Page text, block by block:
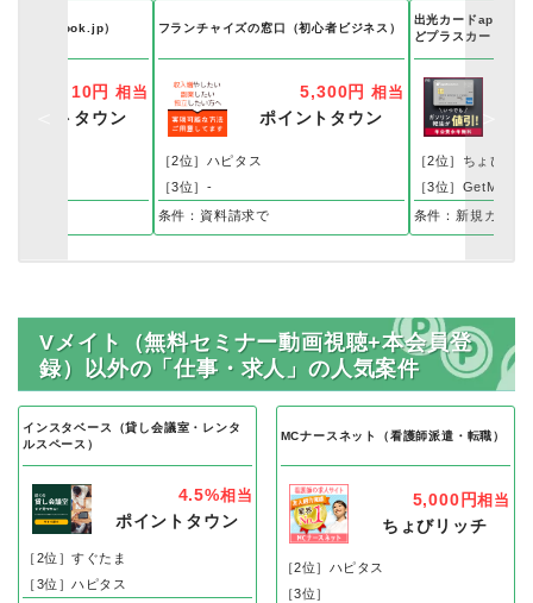
（audiobook.jp）
10円 相当
ポイントタウン
フランチャイズの窓口（初心者ビジネス）
5,300円 相当
ポイントタウン
［2位］ハピタス
［3位］-
条件：資料請求で
出光カード
どプラスカード）
［2位］ちょびリ
［3位］GetMoney
条件：新規カード
Vメイト（無料セミナー動画視聴+本会員登
録）以外の「仕事・求人」の人気案件
インスタベース（貸し会議室・レンタ
ルスペース）
4.5%相当
ポイントタウン
［2位］すぐたま
［3位］ハピタス
MCナースネット（看護師派遣・転職）
5,000円相当
ちょびリッチ
［2位］ハピタス
［3位］